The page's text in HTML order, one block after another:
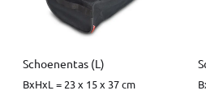
Schoenentas (L)
BxHxL = 23 x 15 x 37 cm